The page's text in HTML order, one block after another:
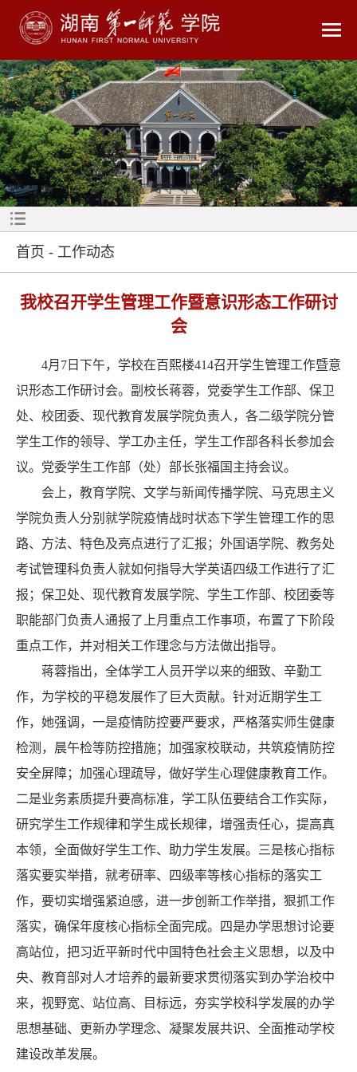
首页 - 工作动态
我校召开学生管理工作暨意识形态工作研讨
会
4月7日下午，学校在百熙楼414召开学生管理工作暨意
识形态工作研讨会。副校长蒋蓉，党委学生工作部、保卫
处、校团委、现代教育发展学院负责人，各二级学院分管
学生工作的领导、学工办主任，学生工作部各科长参加会
议。党委学生工作部（处）部长张福国主持会议。
会上，教育学院、文学与新闻传播学院、马克思主义
学院负责人分别就学院疫情战时状态下学生管理工作的思
路、方法、特色及亮点进行了汇报；外国语学院、教务处
考试管理科负责人就如何指导大学英语四级工作进行了汇
报；保卫处、现代教育发展学院、学生工作部、校团委等
职能部门负责人通报了上月重点工作事项，布置了下阶段
重点工作，并对相关工作理念与方法做出指导。
蒋蓉指出，全体学工人员开学以来的细致、辛勤工
作，为学校的平稳发展作了巨大贡献。针对近期学生工
作，她强调，一是疫情防控要严要求，严格落实师生健康
检测，晨午检等防控措施；加强家校联动，共筑疫情防控
安全屏障；加强心理疏导，做好学生心理健康教育工作。
二是业务素质提升要高标准，学工队伍要结合工作实际，
研究学生工作规律和学生成长规律，增强责任心，提高真
本领，全面做好学生工作、助力学生发展。三是核心指标
落实要实举措，就考研率、四级率等核心指标的落实工
作，要切实增强紧迫感，进一步创新工作举措，狠抓工作
落实，确保年度核心指标全面完成。四是办学思想讨论要
高站位，把习近平新时代中国特色社会主义思想，以及中
央、教育部对人才培养的最新要求贯彻落实到办学治校中
来，视野宽、站位高、目标远，夯实学校科学发展的办学
思想基础、更新办学理念、凝聚发展共识、全面推动学校
建设改革发展。